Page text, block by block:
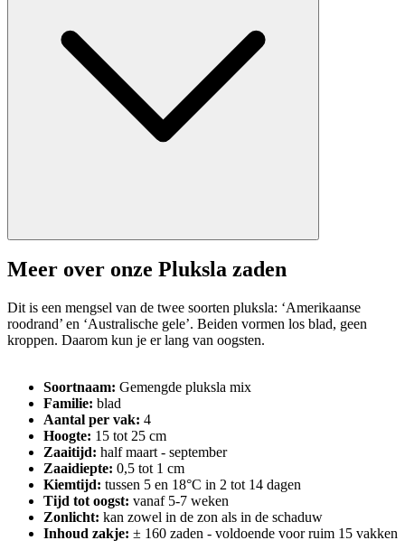
Meer over onze Pluksla zaden
Dit is een mengsel van de twee soorten pluksla: ‘Amerikaanse
roodrand’ en ‘Australische gele’. Beiden vormen los blad, geen
kroppen. Daarom kun je er lang van oogsten.
Soortnaam: Gemengde pluksla mix
Familie: blad
Aantal per vak: 4
Hoogte: 15 tot 25 cm
Zaaitijd: half maart - september
Zaaidiepte: 0,5 tot 1 cm
Kiemtijd: tussen 5 en 18°C in 2 tot 14 dagen
Tijd tot oogst: vanaf 5-7 weken
Zonlicht: kan zowel in de zon als in de schaduw
Inhoud zakje: ± 160 zaden - voldoende voor ruim 15 vakken